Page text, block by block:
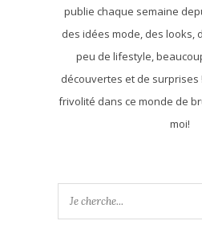
publie chaque semaine
des idées mode, des looks,
peu de lifestyle,
découvertes et de surprises
frivolité dans ce monde de
moi!